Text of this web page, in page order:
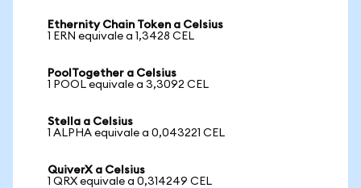
Ethernity Chain Token a Celsius
1 ERN equivale a 1,3428 CEL
PoolTogether a Celsius
1 POOL equivale a 3,3092 CEL
Stella a Celsius
1 ALPHA equivale a 0,043221 CEL
QuiverX a Celsius
1 QRX equivale a 0,314249 CEL